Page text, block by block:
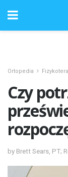
Ortopedia
Czy
by Brett Sears, PT;